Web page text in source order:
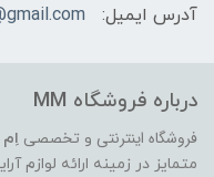
آدرس ایمیل:
درباره فروشگاه MM
فروشگاه اینترنتی و تخصصی
متمایز در زمینه ارائه